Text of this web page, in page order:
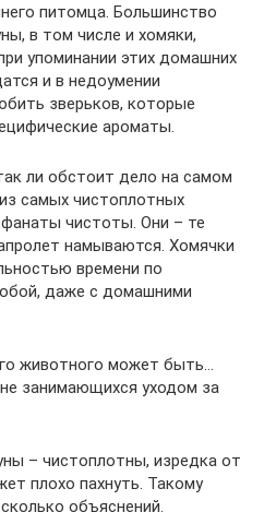
питомца. Большинство
в том числе и хомяки,
упоминании этих домашних
и в недоумении
зверьков, которые
ароматы.
ли обстоит дело на самом
самых чистоплотных
чистоты. Они – те
намываются. Хомячки
времени по
даже с домашними
животного может быть…
занимающихся уходом за
– чистоплотны, изредка от
плохо пахнуть. Такому
объяснений.